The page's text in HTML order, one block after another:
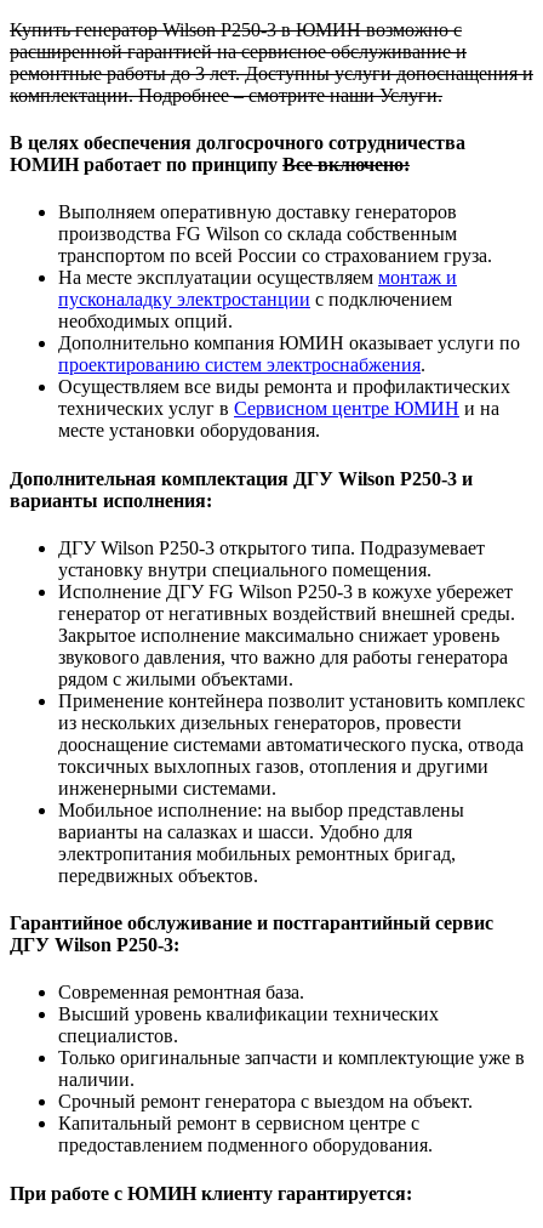
Купить генератор WilsonP250-3в ЮМИН возможно с
расширенной гарантией на сервисное обслуживание и
ремонтные работы до 3 лет. Доступны услуги допоснащения и
комплектации. Подробнее – смотрите наши Услуги.
В целях обеспечения долгосрочного сотрудничества
ЮМИН работает по принципу Все включено:
Выполняем оперативную доставку генераторов
производства FG Wilson со склада собственным
транспортом по всей России со страхованием груза.
На месте эксплуатации осуществляем монтаж и
пусконаладку электростанции с подключением
необходимых опций.
Дополнительно компания ЮМИН оказывает услуги по
проектированию систем электроснабжения.
Осуществляем все виды ремонта и профилактических
технических услуг в Сервисном центре ЮМИН и на
месте установки оборудования.
Дополнительная комплектация ДГУ Wilson P250-3 и
варианты исполнения:
ДГУ Wilson P250-3 открытого типа. Подразумевает
установку внутри специального помещения.
Исполнение ДГУ FG Wilson P250-3 в кожухе убережет
генератор от негативных воздействий внешней среды.
Закрытое исполнение максимально снижает уровень
звукового давления, что важно для работы генератора
рядом с жилыми объектами.
Применение контейнера позволит установить комплекс
из нескольких дизельных генераторов, провести
дооснащение системами автоматического пуска, отвода
токсичных выхлопных газов, отопления и другими
инженерными системами.
Мобильное исполнение: на выбор представлены
варианты на салазках и шасси. Удобно для
электропитания мобильных ремонтных бригад,
передвижных объектов.
Гарантийное обслуживание и постгарантийный сервис
ДГУ Wilson P250-3:
Современная ремонтная база.
Высший уровень квалификации технических
специалистов.
Только оригинальные запчасти и комплектующие уже в
наличии.
Срочный ремонт генератора с выездом на объект.
Капитальный ремонт в сервисном центре с
предоставлением подменного оборудования.
При работе с ЮМИН клиенту гарантируется: